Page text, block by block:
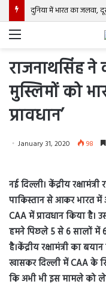
दुनिया में भारत का जलवा,
Menu
राजनाथसिंह ने
मुस्लिमों को
प्रावधान’
January 31, 2020 98
नई दिल्ली। केंद्रीय
पाकिस्तान से आकर भारत
CAA में प्रावधान किया है।
हमने पिछले 5 से 6 सालों में
है।केंद्रीय रक्षामंत्री का
खासकर दिल्ली में CAA के
कि अभी भी इस मामले को